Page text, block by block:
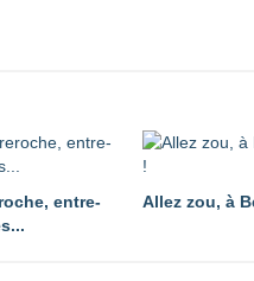
entre-
Allez zou, à